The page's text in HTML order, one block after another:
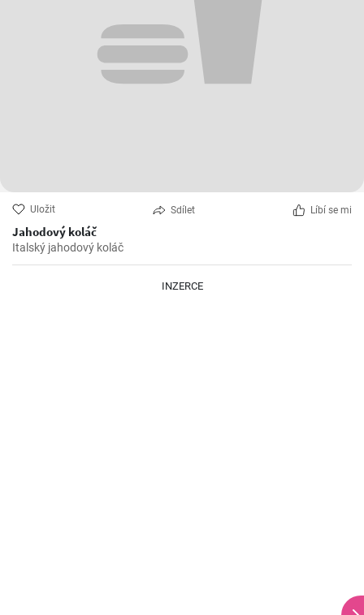
Uložit Sdílet Líbí se mi
Jahodový koláč
Italský jahodový koláč
INZERCE